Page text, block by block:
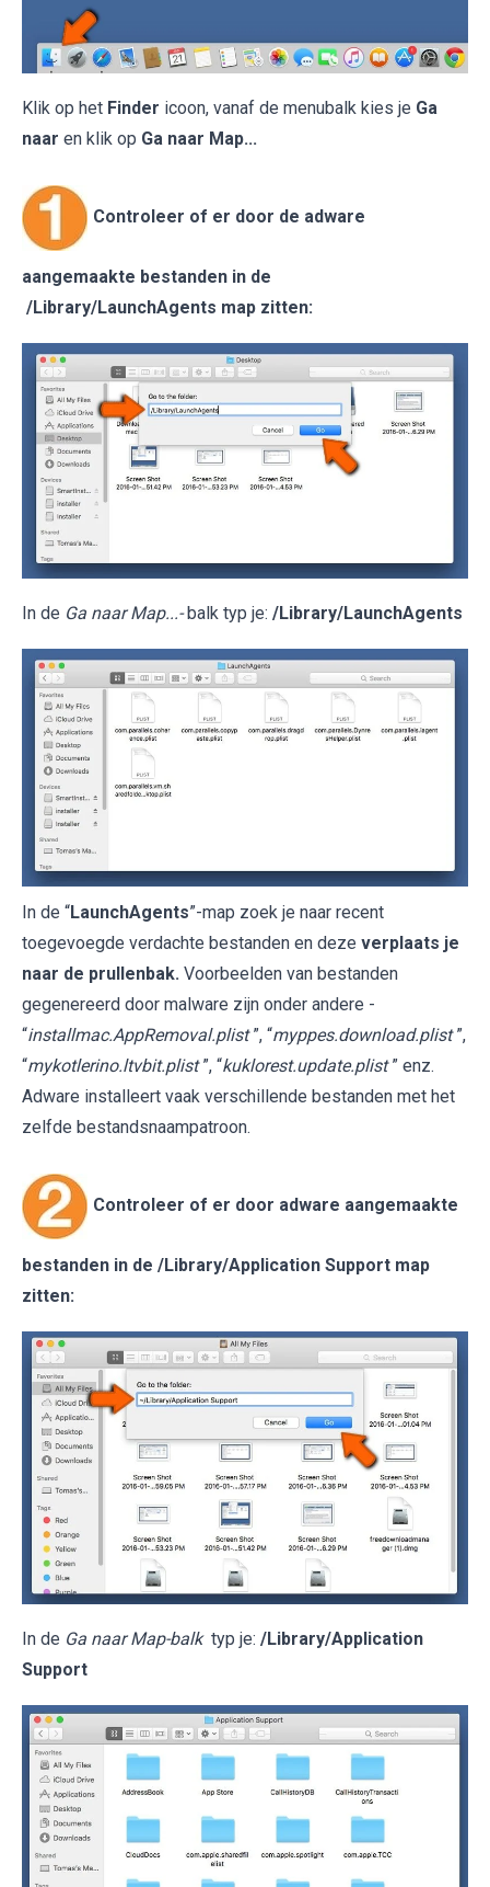
Klik op het Finder icoon, vanaf de menubalk kies je Ga
naar en klik op Ga naar Map...
Controleer of er door de adware
aangemaakte bestanden in de
/Library/LaunchAgents map zitten:
In de Ga naar Map...- balk typ je: /Library/LaunchAgents
In de “LaunchAgents”-map zoek je naar recent
toegevoegde verdachte bestanden en deze verplaats je
naar de prullenbak. Voorbeelden van bestanden
gegenereerd door malware zijn onder andere -
“installmac.AppRemoval.plist ”, “myppes.download.plist ”,
“mykotlerino.ltvbit.plist ”, “kuklorest.update.plist ” enz.
Adware installeert vaak verschillende bestanden met het
zelfde bestandsnaampatroon.
Controleer of er door adware aangemaakte
bestanden in de /Library/Application Support map
zitten:
In de Ga naar Map-balk typ je: /Library/Application
Support